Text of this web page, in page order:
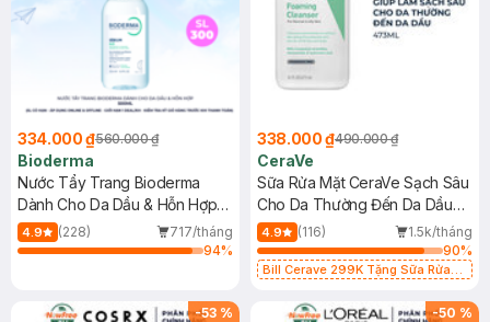
334.000 ₫560.000 ₫
Bioderma
Nước Tẩy Trang Bioderma
Dành Cho Da Dầu & Hỗn Hợp
500ml
4.9 (228)
717/tháng
94%
338.000 ₫490.000 ₫
CeraVe
Sữa Rửa Mặt CeraVe Sạch Sâu
Cho Da Thường Đến Da Dầu
473ml
4.9 (116)
1.5k/tháng
90%
Bill Cerave 299K Tặng Sữa Rửa
-53 % -50 %